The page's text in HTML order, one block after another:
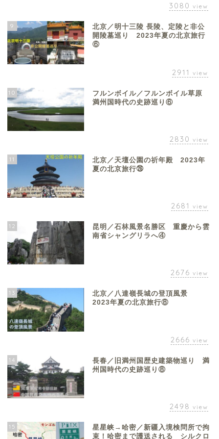
3080 view
9
北京／明十三陵 長陵、定陵と非公
開陵墓巡り 2023年夏の北京旅行
⑥
2911 view
10
フルンボイル／フルンボイル草原
満州国時代の史跡巡り⑥
2830 view
11
北京／天壇公園の祈年殿 2023年
夏の北京旅行㉖
2681 view
12
昆明／石林風景名勝区 重慶から雲
南省シャングリラへ④
2676 view
13
北京／八達嶺長城の登頂風景
2023年夏の北京旅行⑧
2666 view
14
長春／旧満州国歴史建築物巡り 満
州国時代の史跡巡り⑧
2498 view
15
星星峡→哈密／新疆入境検問所で拘
束！哈密まで護送される シルクロ